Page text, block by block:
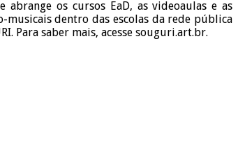
os cursos EaD, as videoaulas e as
musicais dentro das escolas da rede pública
Para saber mais, acesse souguri.art.br.